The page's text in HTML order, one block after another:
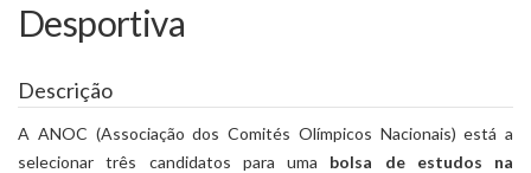
Desportiva
Descrição
A ANOC (Associação dos Comités Olímpicos Nacionais) está a
selecionar três candidatos para uma bolsa de estudos na